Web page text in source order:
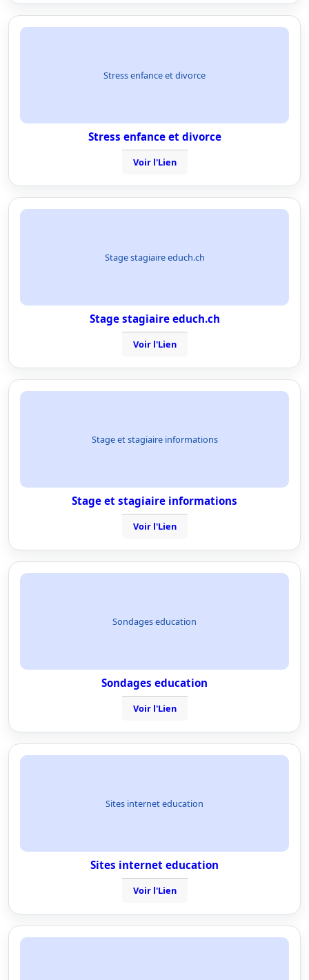
Stress enfance et divorce
Stress enfance et divorce
Voir l'Lien
Stage stagiaire educh.ch
Stage stagiaire educh.ch
Voir l'Lien
Stage et stagiaire informations
Stage et stagiaire informations
Voir l'Lien
Sondages education
Sondages education
Voir l'Lien
Sites internet education
Sites internet education
Voir l'Lien